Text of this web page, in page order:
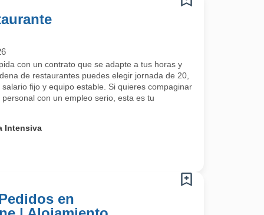
con un contrato que se adapte a tus horas y
de restaurantes puedes elegir jornada de 20,
fijo y equipo estable. Si quieres compaginar
con un empleo serio, esta es tu
Intensiva
en